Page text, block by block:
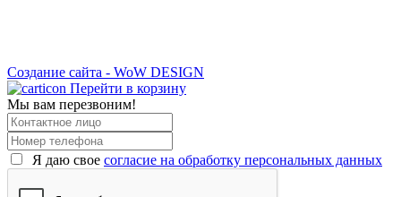
Создание сайта - WoW DESIGN
Перейти в корзину
Мы вам перезвоним!
Я даю свое согласие на обработку персональных данных